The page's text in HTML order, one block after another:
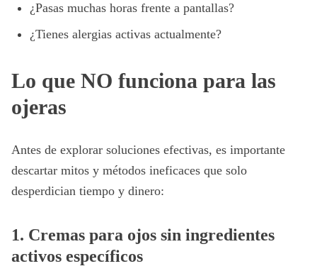
¿Pasas muchas horas frente a pantallas?
¿Tienes alergias activas actualmente?
Lo que NO funciona para las
ojeras
Antes de explorar soluciones efectivas, es importante
descartar mitos y métodos ineficaces que solo
desperdician tiempo y dinero:
1. Cremas para ojos sin ingredientes
activos específicos